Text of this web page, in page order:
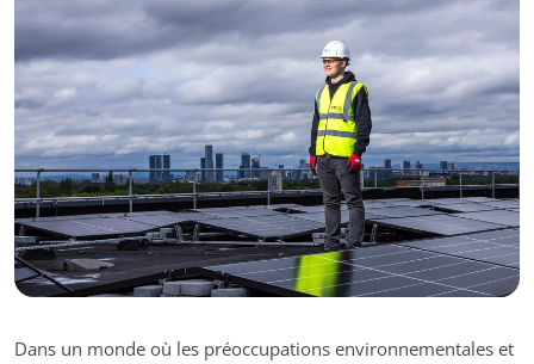
Dans un monde où les préoccupations environnementales et